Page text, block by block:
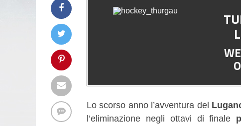
Lo scorso anno l’avventura del
l’eliminazione negli ottavi di finale